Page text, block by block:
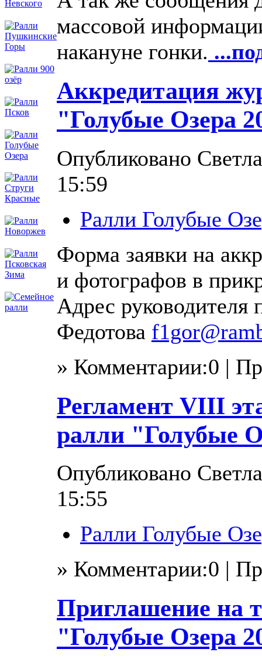
массовой
накануне гонки.
Аккредитация
"Голубые Озера
Опубликовано
15:59
Ралли Голубые
Форма заявки на
и фотографов в
Адрес руководителя
Федотова
» Комментарии:0 |
Регламент VIII
ралли "Голубые
Опубликовано
15:55
Ралли Голубые
» Комментарии:0 |
Приглашение на
"Голубые Озера